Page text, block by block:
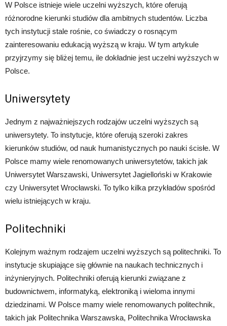
W Polsce istnieje wiele uczelni wyższych, które oferują
różnorodne kierunki studiów dla ambitnych studentów. Liczba
tych instytucji stale rośnie, co świadczy o rosnącym
zainteresowaniu edukacją wyższą w kraju. W tym artykule
przyjrzymy się bliżej temu, ile dokładnie jest uczelni wyższych w
Polsce.
Uniwersytety
Jednym z najważniejszych rodzajów uczelni wyższych są
uniwersytety. To instytucje, które oferują szeroki zakres
kierunków studiów, od nauk humanistycznych po nauki ścisłe. W
Polsce mamy wiele renomowanych uniwersytetów, takich jak
Uniwersytet Warszawski, Uniwersytet Jagielloński w Krakowie
czy Uniwersytet Wrocławski. To tylko kilka przykładów spośród
wielu istniejących w kraju.
Politechniki
Kolejnym ważnym rodzajem uczelni wyższych są politechniki. To
instytucje skupiające się głównie na naukach technicznych i
inżynieryjnych. Politechniki oferują kierunki związane z
budownictwem, informatyką, elektroniką i wieloma innymi
dziedzinami. W Polsce mamy wiele renomowanych politechnik,
takich jak Politechnika Warszawska, Politechnika Wrocławska